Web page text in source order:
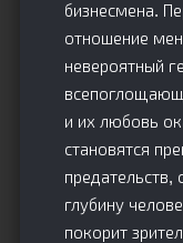
бизнесмена.
отношение
невероятный
и их любовь
становятся
предательств,
глубину
покорит